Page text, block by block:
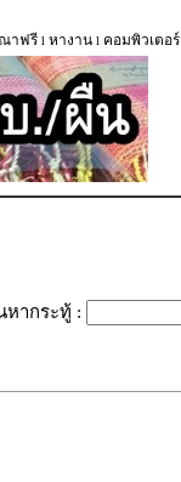
าฟรี l หางาน l คอมพิวเตอร์
หากระทู้ :